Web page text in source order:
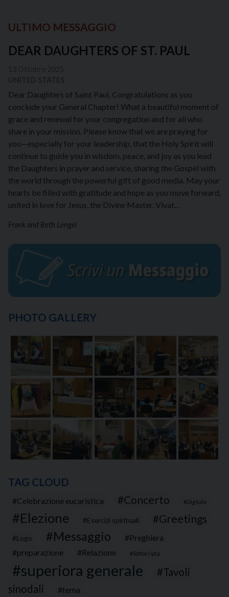
ULTIMO MESSAGGIO
DEAR DAUGHTERS OF ST. PAUL
Dear Daughters of Saint Paul, Congratulations as you
conclude your General Chapter! What a beautiful moment of
grace and renewal for your congregation and for all who
share in your mission. Please know that we are praying for
you—especially for your leadership, that the Holy Spirit will
continue to guide you in wisdom, peace, and joy as you lead
the Daughters in prayer and service, sharing the Gospel with
the world through the powerful gift of good media. May your
hearts be filled with gratitude and hope as you move forward,
united in love for Jesus, the Divine Master. Vivat…
Frank and Beth Lengel
PHOTO GALLERY
TAG CLOUD
Celebrazione eucaristica Concerto Digitale
Elezione Esercizi spirituali Greetings
Logo Messaggio
Preghiera
preparazione
Relazione Sottocripta
superiora generale
Tavoli
sinodali
tema